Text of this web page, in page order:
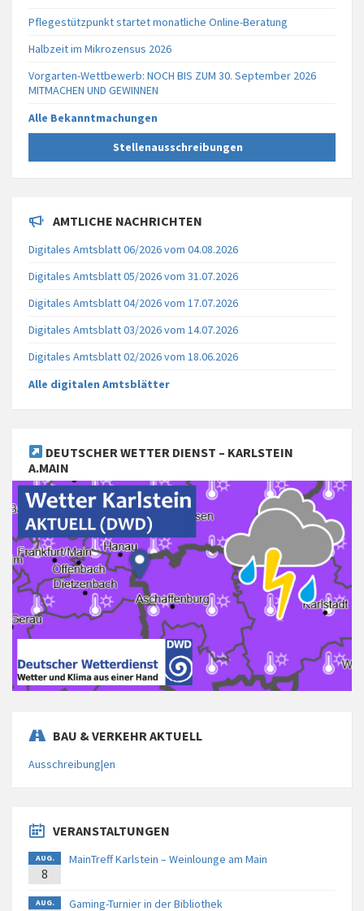
Pflegestützpunkt startet monatliche Online-Beratung
Halbzeit im Mikrozensus 2026
Vorgarten-Wettbewerb: NOCH BIS ZUM 30. September 2026
MITMACHEN UND GEWINNEN
Alle Bekanntmachungen
Stellenausschreibungen
AMTLICHE NACHRICHTEN
Digitales Amtsblatt 06/2026 vom 04.08.2026
Digitales Amtsblatt 05/2026 vom 31.07.2026
Digitales Amtsblatt 04/2026 vom 17.07.2026
Digitales Amtsblatt 03/2026 vom 14.07.2026
Digitales Amtsblatt 02/2026 vom 18.06.2026
Alle digitalen Amtsblätter
DEUTSCHER WETTER DIENST – KARLSTEIN
A.MAIN
BAU & VERKEHR AKTUELL
Ausschreibung|en
VERANSTALTUNGEN
AUG.
8
MainTreff Karlstein – Weinlounge am Main
AUG. Gaming-Turnier in der Bibliothek